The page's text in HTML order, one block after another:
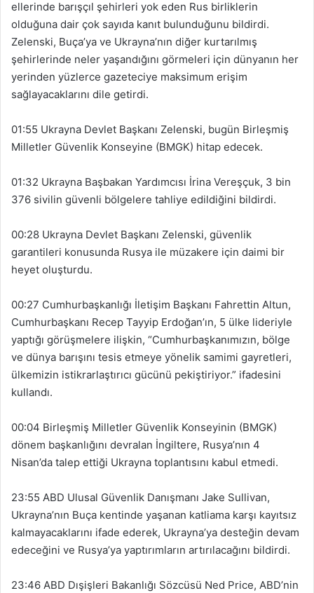
ellerinde barışçıl şehirleri yok eden Rus birliklerin
olduğuna dair çok sayıda kanıt bulunduğunu bildirdi.
Zelenski, Buça’ya ve Ukrayna’nın diğer kurtarılmış
şehirlerinde neler yaşandığını görmeleri için dünyanın her
yerinden yüzlerce gazeteciye maksimum erişim
sağlayacaklarını dile getirdi.
01:55 Ukrayna Devlet Başkanı Zelenski, bugün Birleşmiş
Milletler Güvenlik Konseyine (BMGK) hitap edecek.
01:32 Ukrayna Başbakan Yardımcısı İrina Vereşçuk, 3 bin
376 sivilin güvenli bölgelere tahliye edildiğini bildirdi.
00:28 Ukrayna Devlet Başkanı Zelenski, güvenlik
garantileri konusunda Rusya ile müzakere için daimi bir
heyet oluşturdu.
00:27 Cumhurbaşkanlığı İletişim Başkanı Fahrettin Altun,
Cumhurbaşkanı Recep Tayyip Erdoğan’ın, 5 ülke lideriyle
yaptığı görüşmelere ilişkin, “Cumhurbaşkanımızın, bölge
ve dünya barışını tesis etmeye yönelik samimi gayretleri,
ülkemizin istikrarlaştırıcı gücünü pekiştiriyor.” ifadesini
kullandı.
00:04 Birleşmiş Milletler Güvenlik Konseyinin (BMGK)
dönem başkanlığını devralan İngiltere, Rusya’nın 4
Nisan’da talep ettiği Ukrayna toplantısını kabul etmedi.
23:55 ABD Ulusal Güvenlik Danışmanı Jake Sullivan,
Ukrayna’nın Buça kentinde yaşanan katliama karşı kayıtsız
kalmayacaklarını ifade ederek, Ukrayna’ya desteğin devam
edeceğini ve Rusya’ya yaptırımların artırılacağını bildirdi.
23:46 ABD Dışişleri Bakanlığı Sözcüsü Ned Price, ABD’nin